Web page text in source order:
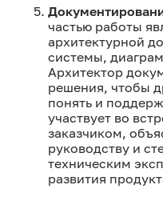
частью работы
архитектурной
системы,
Архитектор
решения, чтобы
понять и
участвует во
заказчиком,
руководству и
техническим
развития